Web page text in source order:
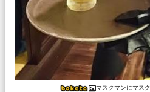
マスクマンにマスク